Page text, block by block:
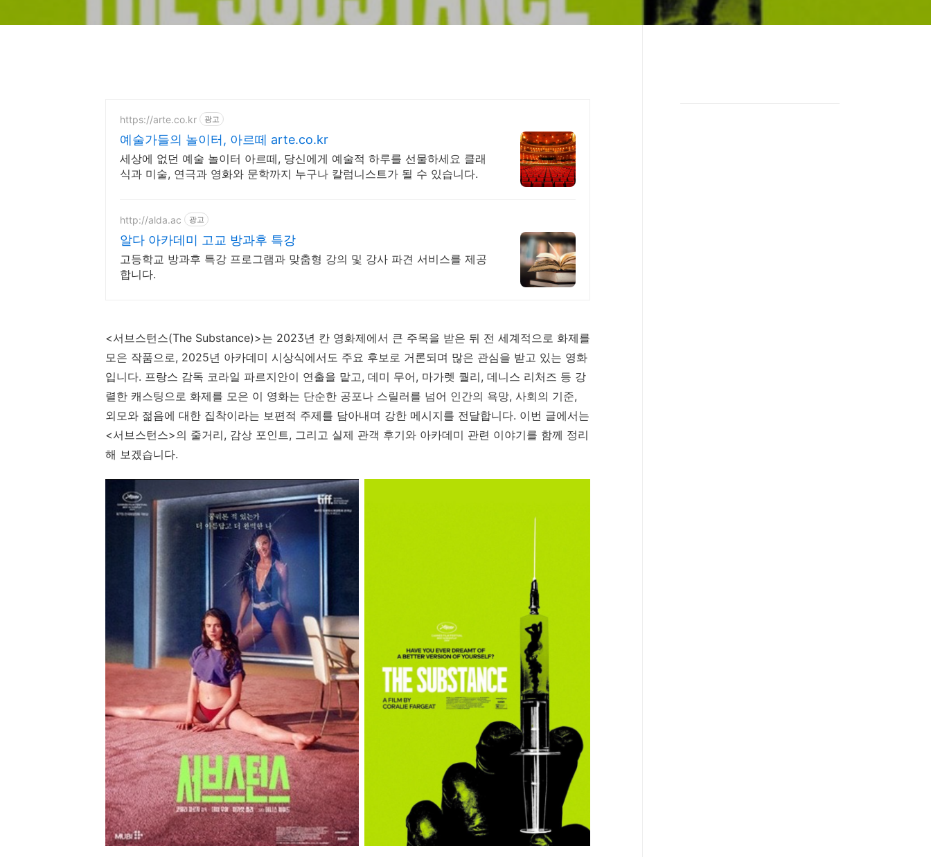
https://arte.co.kr 광고
예술가들의 놀이터, 아르떼 arte.co.kr
세상에 없던 예술 놀이터 아르떼, 당신에게 예술적 하루를 선물하세요 클래
식과 미술, 연극과 영화와 문학까지 누구나 칼럼니스트가 될 수 있습니다.
http://alda.ac 광고
알다 아카데미 고교 방과후 특강
고등학교 방과후 특강 프로그램과 맞춤형 강의 및 강사 파견 서비스를 제공
합니다.
<서브스턴스(The Substance)>는 2023년 칸 영화제에서 큰 주목을 받은 뒤 전 세계적으로 화제를
모은 작품으로, 2025년 아카데미 시상식에서도 주요 후보로 거론되며 많은 관심을 받고 있는 영화
입니다. 프랑스 감독 코라일 파르지안이 연출을 맡고, 데미 무어, 마가렛 퀄리, 데니스 리처즈 등 강
렬한 캐스팅으로 화제를 모은 이 영화는 단순한 공포나 스릴러를 넘어 인간의 욕망, 사회의 기준,
외모와 젊음에 대한 집착이라는 보편적 주제를 담아내며 강한 메시지를 전달합니다. 이번 글에서는
<서브스턴스>의 줄거리, 감상 포인트, 그리고 실제 관객 후기와 아카데미 관련 이야기를 함께 정리
해 보겠습니다.